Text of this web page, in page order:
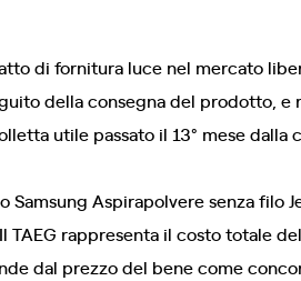
di fornitura luce nel mercato
della consegna del prodotto,
utile passato il 13° mese dalla
Aspirapolvere senza filo
rappresenta il costo totale
dal prezzo del bene come